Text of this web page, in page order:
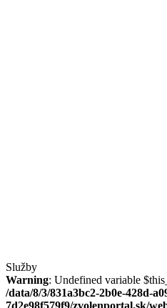
Služby
Warning: Undefined variable
/data/8/3/831a3bc2-2b0e-428d-
7d2e98f579f9/zvolenportal.sk/